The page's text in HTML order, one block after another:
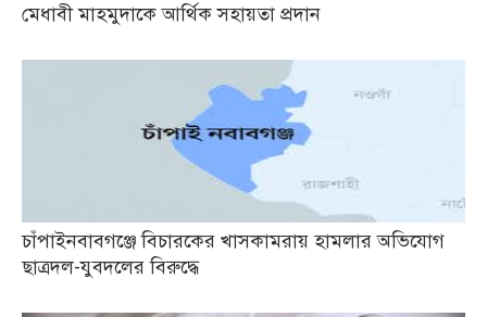
মেধাবী মাহমুদাকে আর্থিক সহায়তা প্রদান
চাঁপাইনবাবগঞ্জে বিচারকের খাসকামরায় হামলার অভিযোগ
ছাত্রদল-যুবদলের বিরুদ্ধে